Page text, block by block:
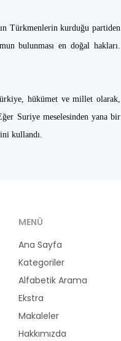
Türkmenlerin kurduğu partiden
bulunması en doğal hakları.
hükümet ve millet olarak,
Suriye meselesinden yana bir
kullandı.
MENÜ
Ana Sayfa
Kategoriler
Alfabetik Arama
Ekstra
Makaleler
Hakkımızda